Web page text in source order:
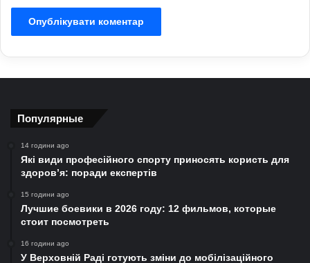
Популярные
14 години ago
Які види професійного спорту приносять користь для
здоров’я: поради експертів
15 години ago
Лучшие боевики в 2026 году: 12 фильмов, которые
стоит посмотреть
16 години ago
У Верховній Раді готують зміни до мобілізаційного